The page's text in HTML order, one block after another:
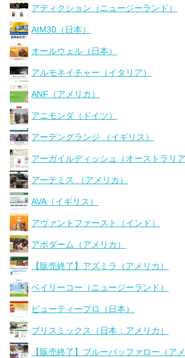
アディクション（ニュージーランド）
AIM30（日本）
オールウェル（日本）
アルモネイチャー（イタリア）
ANF（アメリカ）
アニモンダ（ドイツ）
アーデングランジ （イギリス）
アーガイルディッシュ（オーストラリア
アーテミス （アメリカ）
AVA（イギリス）
アヴァントファースト（インド）
アボダーム（アメリカ）
【販売終了】アズミラ（アメリカ）
ベイリーコー（ニュージーランド）
ビューティープロ（日本）
ブリスミックス（日本：アメリカ）
【販売終了】ブルーバッファロー（アメ